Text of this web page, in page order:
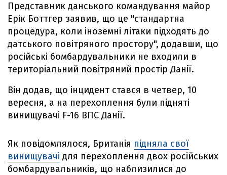
Представник данського командування майор
Ерік Боттгер заявив, що це "стандартна
процедура, коли іноземні літаки підходять до
датського повітряного простору", додавши, що
російські бомбардувальники не входили в
територіальний повітряний простір Данії.
Він додав, що інцидент стався в четвер, 10
вересня, а на перехоплення були підняті
винищувачі F-16 ВПС Данії.
Як повідомлялося, Британія підняла свої
винищувачі для перехоплення двох російських
бомбардувальників, що наблизилися до